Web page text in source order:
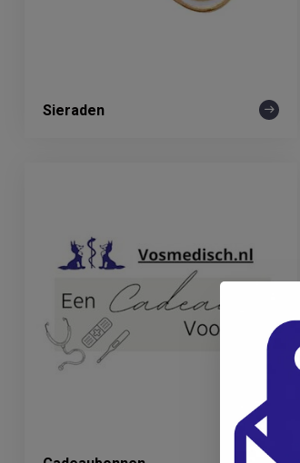
Sieraden